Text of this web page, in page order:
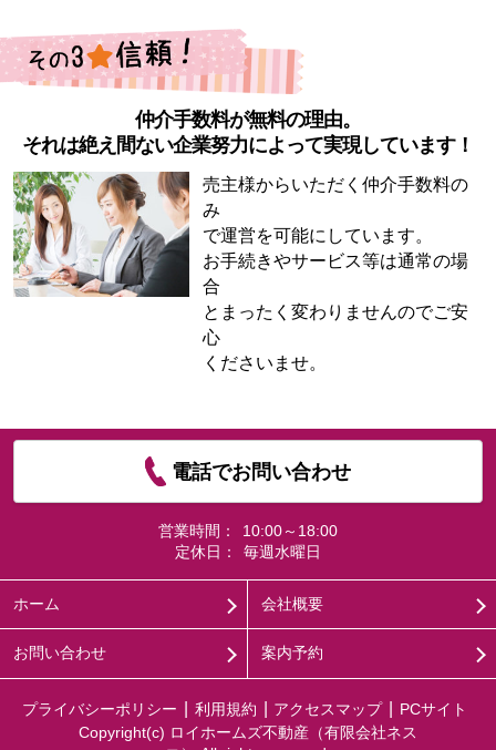
仲介手数料が無料の理由。
それは絶え間ない企業努力によって実現しています！
売主様からいただく仲介手数料の
み
で運営を可能にしています。
お手続きやサービス等は通常の場
合
とまったく変わりませんのでご安
心
くださいませ。
電話でお問い合わせ
営業時間：
10:00～18:00
定休日：
毎週水曜日
ホーム 会社概要
お問い合わせ 案内予約
プライバシーポリシー 利用規約 アクセスマップ
PCサイト
Copyright(c) ロイホームズ不動産（有限会社ネス